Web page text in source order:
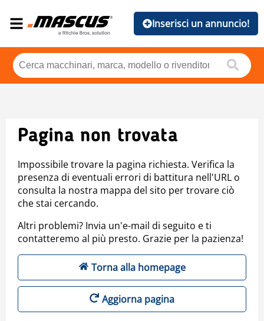
Inserisci un annuncio!
Pagina non trovata
Impossibile trovare la pagina richiesta. Verifica la
presenza di eventuali errori di battitura nell'URL o
consulta la nostra mappa del sito per trovare ciò
che stai cercando.
Altri problemi? Invia un'e-mail di seguito e ti
contatteremo al più presto. Grazie per la pazienza!
Torna alla homepage
Aggiorna pagina